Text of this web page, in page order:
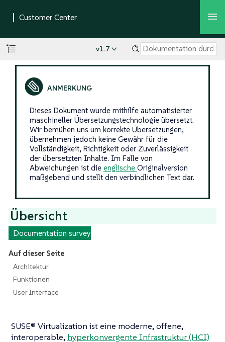
v1.7
Dieses Dokument wurde mithilfe automatisierter
maschineller Übersetzungstechnologie übersetzt.
Wir bemühen uns um korrekte Übersetzungen,
übernehmen jedoch keine Gewähr für die
Vollständigkeit, Richtigkeit oder Zuverlässigkeit
der übersetzten Inhalte. Im Falle von
Abweichungen ist die englische Originalversion
maßgebend und stellt den verbindlichen Text dar.
Übersicht
Documentation survey
Auf dieser Seite
Architektur
Funktionen
User Interface
SUSE® Virtualization ist eine moderne, offene,
interoperable, hyperkonvergente Infrastruktur (HCI)